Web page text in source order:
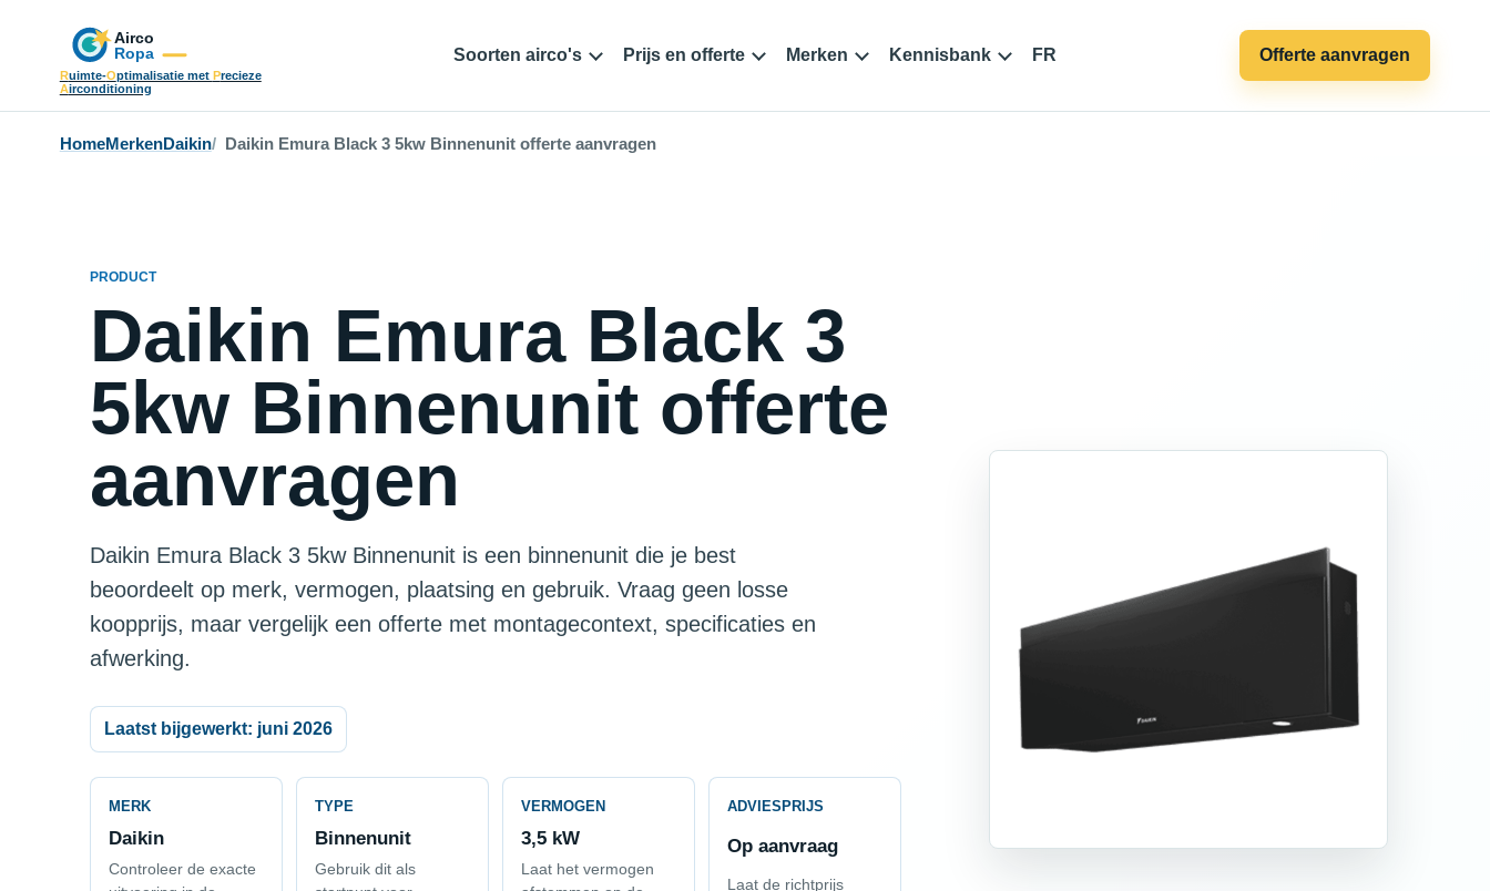
Ruimte-Optimalisatie met Precieze
Airconditioning
Soorten airco's Prijs en offerte Merken Kennisbank FR Offerte aanvragen
HomeMerkenDaikin Daikin Emura Black 3 5kw Binnenunit offerte aanvragen
PRODUCT
Daikin Emura Black 3
5kw Binnenunit offerte
aanvragen
Daikin Emura Black 3 5kw Binnenunit is een binnenunit die je best
beoordeelt op merk, vermogen, plaatsing en gebruik. Vraag geen losse
koopprijs, maar vergelijk een offerte met montagecontext, specificaties en
afwerking.
Laatst bijgewerkt: juni 2026
MERK
Daikin
Controleer de exacte
TYPE
Binnenunit
Gebruik dit als
VERMOGEN
3,5 kW
Laat het vermogen
ADVIESPRIJS
Op aanvraag
Laat de richtprijs